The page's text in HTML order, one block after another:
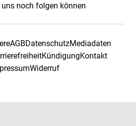
uns noch folgen können
AGBDatenschutzMediadaten
KündigungKontakt
Widerruf